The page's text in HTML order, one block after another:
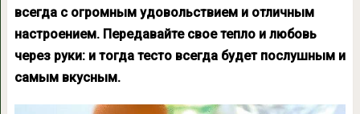
всегда с огромным удовольствием и отличным
настроением. Передавайте свое тепло и любовь
через руки: и тогда тесто всегда будет послушным и
самым вкусным.